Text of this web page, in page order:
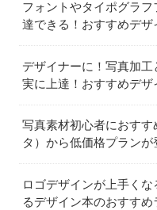
フォントやタイポグラフ
達できる！おすすめデザ
デザイナーに！写真加
実に上達！おすすめデザ
写真素材初心者におすす
タ）から低価格プランが
ロゴデザインが上手く
るデザイン本のおすすめ